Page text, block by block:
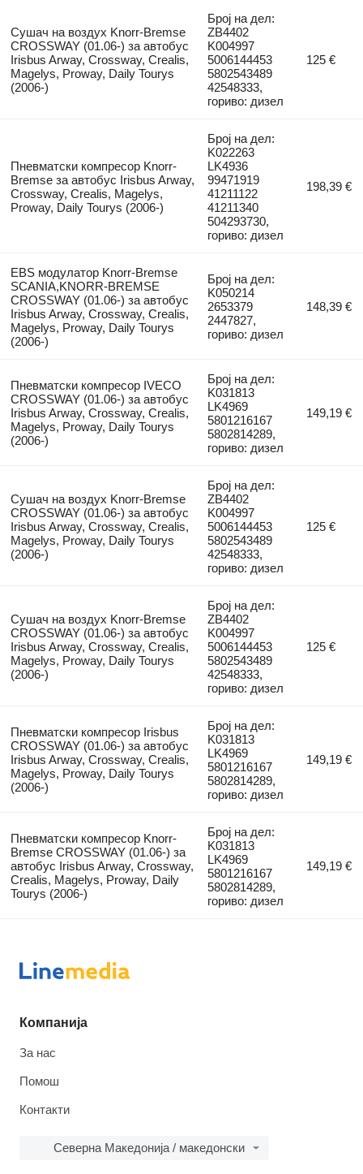
Сушач на воздух Knorr-Bremse
CROSSWAY (01.06-) за автобус
Irisbus Arway, Crossway, Crealis,
Magelys, Proway, Daily Tourys
(2006-)
Број на дел:
ZB4402
K004997
5006144453
5802543489
42548333,
гориво: дизел
125 €
Пневматски компресор Knorr-
Bremse за автобус Irisbus Arway,
Crossway, Crealis, Magelys,
Proway, Daily Tourys (2006-)
Број на дел:
K022263
LK4936
99471919
41211122
41211340
504293730,
гориво: дизел
198,39 €
EBS модулатор Knorr-Bremse
SCANIA,KNORR-BREMSE
CROSSWAY (01.06-) за автобус
Irisbus Arway, Crossway, Crealis,
Magelys, Proway, Daily Tourys
(2006-)
Број на дел:
K050214
2653379
2447827,
гориво: дизел
148,39 €
Пневматски компресор IVECO
CROSSWAY (01.06-) за автобус
Irisbus Arway, Crossway, Crealis,
Magelys, Proway, Daily Tourys
(2006-)
Број на дел:
K031813
LK4969
5801216167
5802814289,
гориво: дизел
149,19 €
Сушач на воздух Knorr-Bremse
CROSSWAY (01.06-) за автобус
Irisbus Arway, Crossway, Crealis,
Magelys, Proway, Daily Tourys
(2006-)
Број на дел:
ZB4402
K004997
5006144453
5802543489
42548333,
гориво: дизел
125 €
Сушач на воздух Knorr-Bremse
CROSSWAY (01.06-) за автобус
Irisbus Arway, Crossway, Crealis,
Magelys, Proway, Daily Tourys
(2006-)
Број на дел:
ZB4402
K004997
5006144453
5802543489
42548333,
гориво: дизел
125 €
Пневматски компресор Irisbus
CROSSWAY (01.06-) за автобус
Irisbus Arway, Crossway, Crealis,
Magelys, Proway, Daily Tourys
(2006-)
Број на дел:
K031813
LK4969
5801216167
5802814289,
гориво: дизел
149,19 €
Пневматски компресор Knorr-
Bremse CROSSWAY (01.06-) за
автобус Irisbus Arway, Crossway,
Crealis, Magelys, Proway, Daily
Tourys (2006-)
Број на дел:
K031813
LK4969
5801216167
5802814289,
гориво: дизел
149,19 €
Компанија
За нас
Помош
Контакти
Северна Македонија / македонски